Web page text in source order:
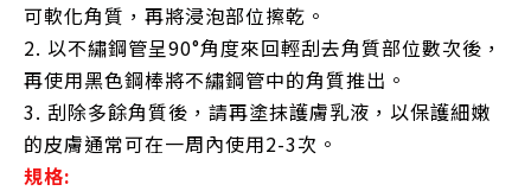
可軟化角質，再將浸泡部位擦乾。
2. 以不繡鋼管呈90°角度來回輕刮去角質部位數次後，
再使用黑色鋼棒將不繡鋼管中的角質推出。
3. 刮除多餘角質後，請再塗抹護膚乳液，以保護細嫩
的皮膚通常可在一周內使用2-3次。
規格: